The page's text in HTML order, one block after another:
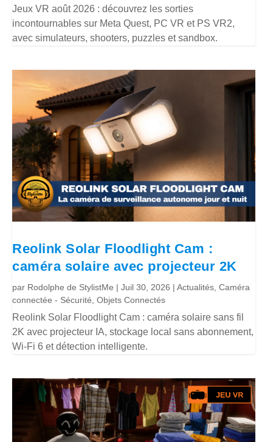
Jeux VR août 2026 : découvrez les sorties
incontournables sur Meta Quest, PC VR et PS VR2,
avec simulateurs, shooters, puzzles et sandbox.
Reolink Solar Floodlight Cam :
caméra solaire avec projecteur 2K
par Rodolphe de StylistMe |Juil 30, 2026 |Actualités ,Caméra
connectée - Sécurité ,Objets Connectés
Reolink Solar Floodlight Cam : caméra solaire sans fil
2K avec projecteur IA, stockage local sans abonnement,
Wi-Fi 6 et détection intelligente.